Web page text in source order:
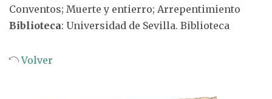
Conventos; Muerte y entierro; Arrepentimiento
Biblioteca: Universidad de Sevilla. Biblioteca
Volver